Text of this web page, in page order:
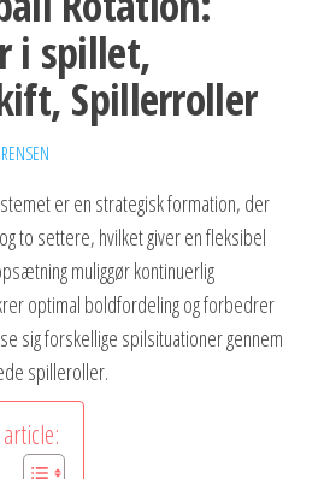
i spillet,
Spillerroller
er en strategisk formation, der
to settere, hvilket giver en fleksibel
muliggør kontinuerlig
optimal boldfordeling og forbedrer
sig forskellige spilsituationer gennem
spilleroller.